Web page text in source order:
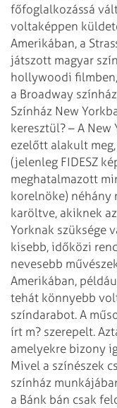
főfoglalkozássá
voltaképpen
Amerikában, a
játszott magyar
hollywoodi
a Broadway
Színház New
keresztül? – A New
ezelőtt alakult meg,
(jelenleg FIDESZ
meghatalmazott
korelnöke) néhány
karöltve, akiknek
Yorknak szüksége
kisebb, időközi
nevesebb
Amerikában,
tehát könnyebb
színdarabot. A
írt m? szerepelt.
amelyekre bizony
Mivel a színészek
színház
a Bánk bán csak